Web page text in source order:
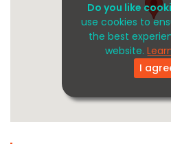
Do you like
use cookies to
the best
website.
I